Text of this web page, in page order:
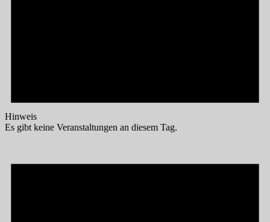
Hinweis
Es gibt keine Veranstaltungen an diesem Tag.